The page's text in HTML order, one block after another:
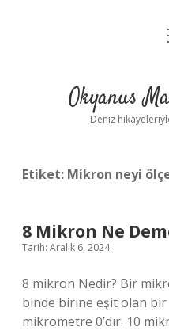
Okyanus
Deniz
Etiket: Mikron neyi
8 Mikron Ne
Tarih: Aralık 6, 2024
8 mikron Nedir? Bir
binde birine eşit olan
mikrometre 0’dır. 10